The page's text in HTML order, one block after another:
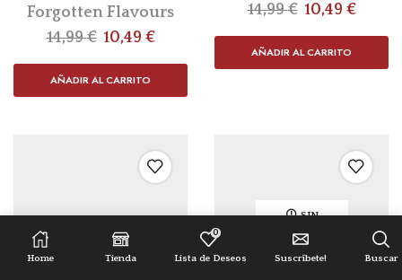
Forgotten Flavours
14,99€ 10,49 €
AÑADIR AL CARRITO
14,99€ 10,49 €
AÑADIR AL CARRITO
SIN
Home Tienda
0
Lista de Deseos Suscríbete! Buscar